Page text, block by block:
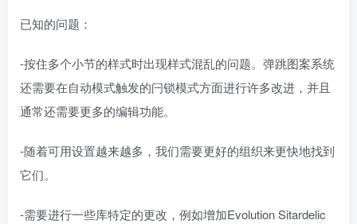
已知的问题：
-按住多个小节的样式时出现样式混乱的问题。弹跳图案系统
还需要在自动模式触发的闩锁模式方面进行许多改进，并且
通常还需要更多的编辑功能。
-随着可用设置越来越多，我们需要更好的组织来更快地找到
它们。
-需要进行一些库特定的更改，例如增加Evolution Sitardelic